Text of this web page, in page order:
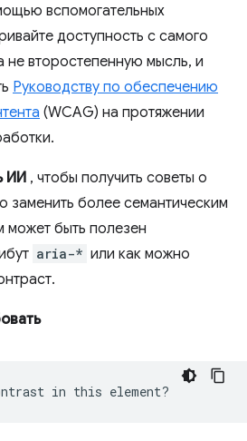
вспомогательных
доступность с самого
не второстепенную мысль, и
Руководству по обеспечению
(WCAG) на протяжении
ИИ , чтобы получить советы о
заменить более семантическим
может быть полезен
aria-* или как можно